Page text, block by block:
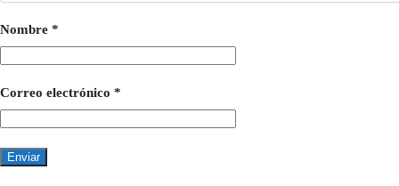
Nombre *
Correo electrónico *